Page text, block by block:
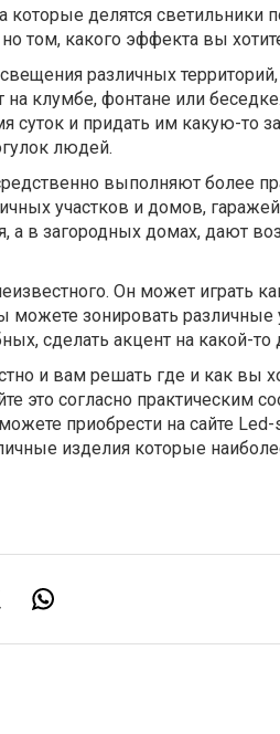
которые делятся
том, какого эффекта вы
различных
клумбе, фонтане или
суток и придать им какую-то
людей.
выполняют более
участков и домов,
а в загородных домах, дают
Он может играть
зонировать различные
сделать акцент на какой-то
и вам решать где и как вы
это согласно практическим
приобрести на сайте
изделия которые